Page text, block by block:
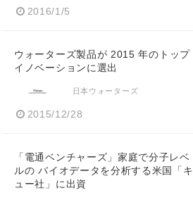
2016/1/5
ウォーターズ製品が 2015 年のトップ
イノベーションに選出
日本ウォーターズ
2015/12/28
「電通ベンチャーズ」家庭で分子レベ
ルの バイオデータを分析する米国「キ
ュー社」に出資